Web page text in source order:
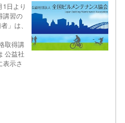
1日より
講習の
」は、
取得講
公益社
表示さ